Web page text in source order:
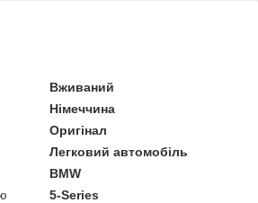
Вживаний
Німеччина
Оригінал
Легковий автомобіль
BMW
5-Series